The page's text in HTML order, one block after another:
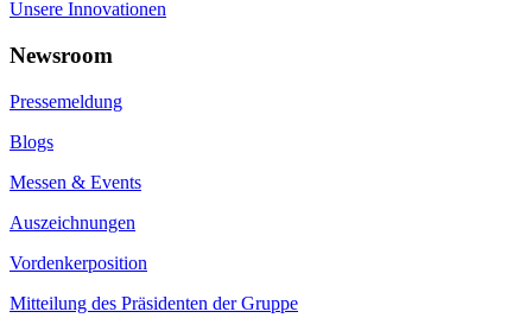
Unsere Innovationen
Newsroom
Pressemeldung
Blogs
Messen & Events
Auszeichnungen
Vordenkerposition
Mitteilung des Präsidenten der Gruppe